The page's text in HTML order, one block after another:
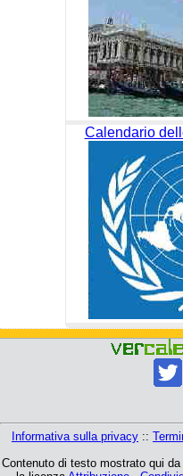
Calendario
Informativa sulla privacy ::
Contenuto di testo mostrato qui